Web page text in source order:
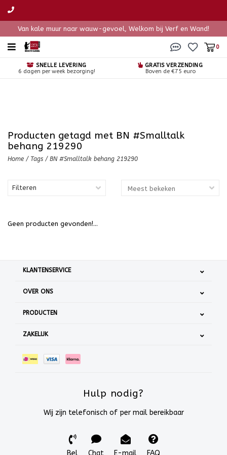
Van kale muur naar wauw-gevoel, Welkom bij Verf en Wand!
0
SNELLE LEVERING
6 dagen per week bezorging!
GRATIS VERZENDING
Boven de €75 euro
Producten getagd met BN #Smalltalk
behang 219290
Home / Tags / BN #Smalltalk behang 219290
Filteren
Geen producten gevonden!...
KLANTENSERVICE
OVER ONS
PRODUCTEN
ZAKELIJK
Hulp nodig?
Wij zijn telefonisch of per mail bereikbaar
Bel Chat E-mail FAQ